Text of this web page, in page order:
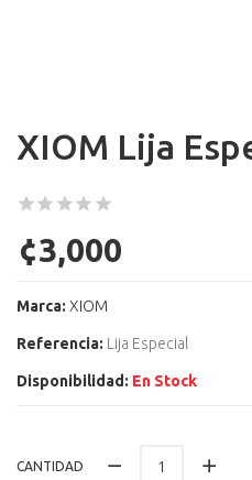
XIOM Lija
¢3,000
Marca: XIOM
Referencia: Lija Especial
Disponibilidad: En Stock
CANTIDAD